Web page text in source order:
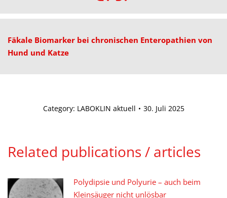
Fäkale Biomarker bei chronischen Enteropathien von
Hund und Katze
Category: LABOKLIN aktuell 30. Juli 2025
Related publications / articles
Polydipsie und Polyurie – auch beim
Kleinsäuger nicht unlösbar